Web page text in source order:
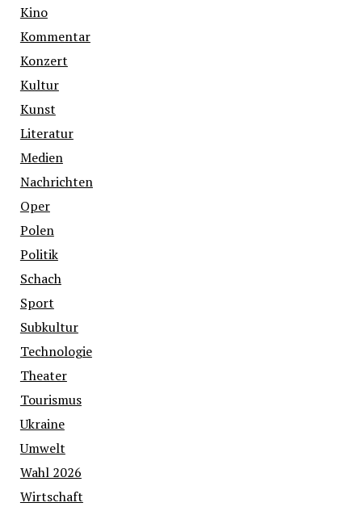
Kino
Kommentar
Konzert
Kultur
Kunst
Literatur
Medien
Nachrichten
Oper
Polen
Politik
Schach
Sport
Subkultur
Technologie
Theater
Tourismus
Ukraine
Umwelt
Wahl 2026
Wirtschaft